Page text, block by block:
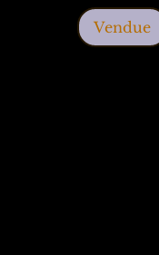
Vendue